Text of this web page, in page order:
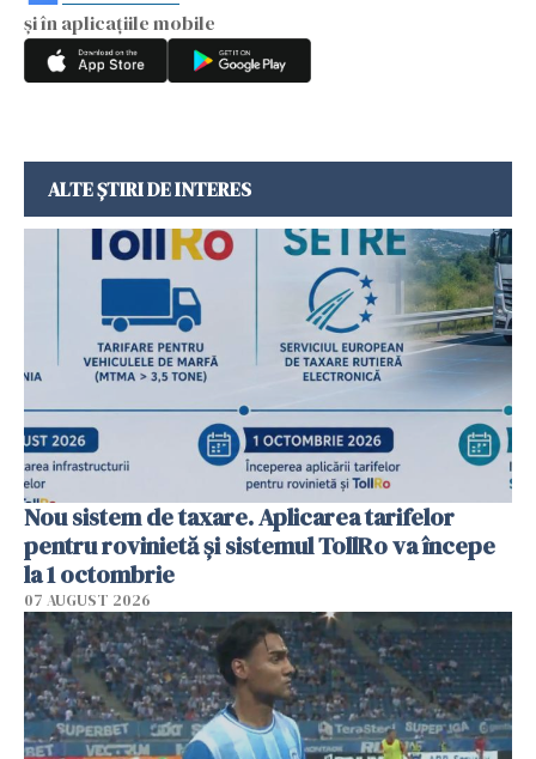
și în aplicațiile mobile
ALTE ȘTIRI DE INTERES
Nou sistem de taxare. Aplicarea tarifelor
pentru rovinietă şi sistemul TollRo va începe
la 1 octombrie
07 AUGUST 2026